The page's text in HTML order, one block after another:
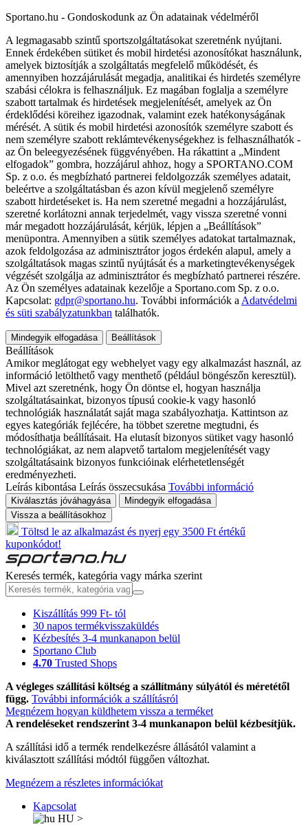
Sportano.hu - Gondoskodunk az Ön adatainak védelméről
A legmagasabb szintű sportszolgáltatásokat szeretnénk nyújtani.
Ennek érdekében sütiket és mobil hirdetési azonosítókat használunk,
amelyek biztosítják a szolgáltatás megfelelő működését, és
amennyiben hozzájárulását megadja, analitikai és hirdetés személyre
szabási célokra is felhasználjuk. Ez magában foglalja a személyre
szabott tartalmak és hirdetések megjelenítését, amelyek az Ön
érdeklődési köreihez igazodnak, valamint ezek hatékonyságának
mérését. A sütik és mobil hirdetési azonosítók személyre szabott és
nem személyre szabott reklámtevékenységekhez is felhasználhatók -
az Ön beleegyezésének függvényében. Ha rákattint a „Mindent
elfogadok” gombra, hozzájárul ahhoz, hogy a SPORTANO.COM
Sp. z o.o. és megbízható partnerei feldolgozzák személyes adatait,
beleértve a szolgáltatásban és azon kívül megjelenő személyre
szabott hirdetéseket is. Ha nem szeretné megadni a hozzájárulást,
szeretné korlátozni annak terjedelmét, vagy vissza szeretné vonni
már megadott hozzájárulását, kérjük, lépjen a „Beállítások”
menüpontra. Amennyiben a sütik személyes adatokat tartalmaznak,
azok feldolgozása az adminisztrátor jogos érdekén alapul, amely a
szolgáltatások magas szintű nyújtását és a marketingtevékenységek
végzését szolgálja az adminisztrátor és megbízható partnerei részére.
Az Ön személyes adatainak kezelője a Sportano.com Sp. z o.o.
Kapcsolat: gdpr@sportano.hu. További információk a Adatvédelmi
és süti szabályzatunkban találhatók.
Mindegyik elfogadása Beállítások
Beállítások
Amikor meglátogat egy webhelyet vagy egy alkalmazást használ, az
információ letölthető vagy menthető (például böngészőn keresztül).
Mivel azt szeretnénk, hogy Ön döntse el, hogyan használja
szolgáltatásainkat, bizonyos típusú cookie-k vagy hasonló
technológiák használatát saját maga szabályozhatja. Kattintson az
egyes kategóriák fejlécére, ha többet szeretne megtudni, és
módosíthatja beállításait. Ha elutasít bizonyos sütiket vagy hasonló
technológiákat, az nem alapvető tartalom megjelenítését vagy
szolgáltatásaink bizonyos funkcióinak elérhetetlenségét
eredményezheti.
Leírás kibontása Leírás összecsukása További információ
Kiválasztás jóváhagyása
Mindegyik elfogadása
Vissza a beállításokhoz
Töltsd le az alkalmazást és nyerj egy 3500 Ft értékű
kuponkódot!
Keresés termék, kategória vagy márka szerint
Kiszállítás 999 Ft- tól
30 napos termékvisszaküldés
Kézbesítés 3-4 munkanapon belül
Sportano Club
4.70 Trusted Shops
A végleges szállítási költség a szállítmány súlyától és méretétől
függ. További információk a szállításról
Megnézem hogyan küldhetem vissza a terméket
A rendeléseket rendszerint 3-4 munkanapon belül kézbesítjük.
A szállítási idő a termék rendelkezésre állásától valamint a
kiválasztott szállítási módtól függően változhat.
Megnézem a részletes információkat
Kapcsolat
HU >